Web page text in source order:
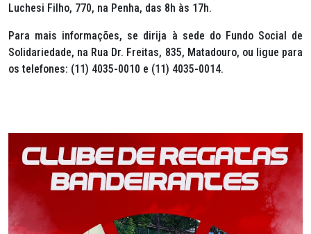
Luchesi Filho, 770, na Penha, das 8h às 17h.
Para mais informações, se dirija à sede do Fundo Social de
Solidariedade, na Rua Dr. Freitas, 835, Matadouro, ou ligue para
os telefones: (11) 4035-0010 e (11) 4035-0014.